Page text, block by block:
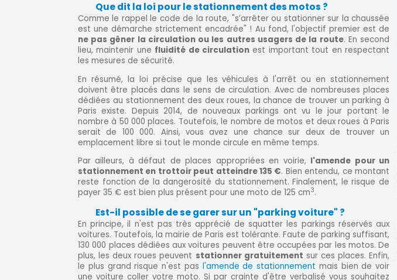
Que dit la loi pour le stationnement des motos ?
Comme le rappel le code de la route, "s’arrêter ou stationner sur la chaussée
est une démarche strictement encadrée" ! Au fond, l'objectif premier est de
ne pas gêner la circulation ou les autres usagers de la route. En second
lieu, maintenir une fluidité de circulation est important tout en respectant
les mesures de sécurité.
En résumé, la loi précise que les véhicules à l'arrêt ou en stationnement
doivent être placés dans le sens de circulation. Avec de nombreuses places
dédiées au stationnement des deux roues, la chance de trouver un parking à
Paris existe. Depuis 2014, de nouveaux parkings ont vu le jour portant le
nombre à 50 000 places. Toutefois, le nombre de motos et deux roues à Paris
serait de 100 000. Ainsi, vous avez une chance sur deux de trouver un
emplacement libre si tout le monde circule en même temps.
Par ailleurs, à défaut de places appropriées en voirie, l'amende pour un
stationnement en trottoir peut atteindre 135 €. Bien entendu, ce montant
reste fonction de la dangerosité du stationnement. Finalement, le risque de
payer 35 € est bien plus présent pour une moto de 125 cm3.
Est-il possible de se garer sur un "parking voiture" ?
En principe, il n'est pas très apprécié de squatter les parkings réservés aux
voitures. Toutefois, la mairie de Paris est tolérante. Faute de parking suffisant,
130 000 places dédiées aux voitures peuvent être occupées par les motos. De
plus, les deux roues peuvent stationner gratuitement sur ces places. Enfin,
le plus grand risque n'est pas l'amende de stationnement mais bien de voir
une voiture coller votre moto. Si par crainte d'être verbalisé vous souhaitez